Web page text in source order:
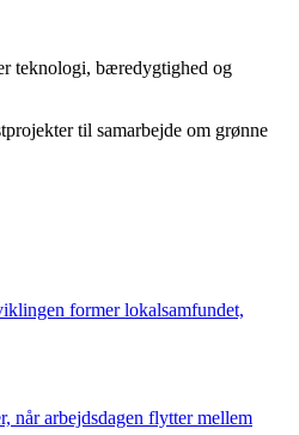
teknologi, bæredygtighed og
til samarbejde om grønne
former lokalsamfundet,
når arbejdsdagen flytter mellem